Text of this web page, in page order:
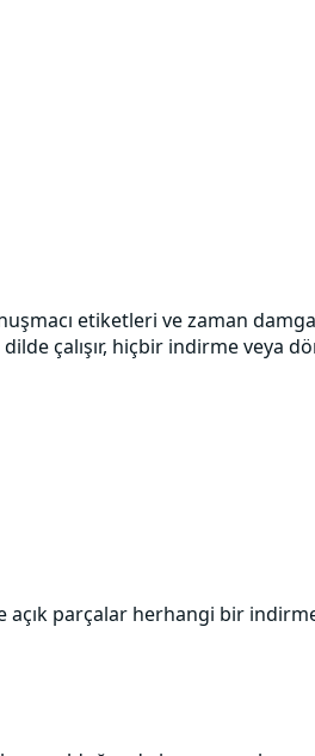
etiketleri ve zaman
çalışır, hiçbir indirme veya
açık parçalar herhangi bir